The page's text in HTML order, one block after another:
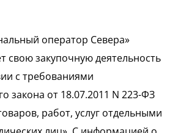
оператор Севера»
свою закупочную деятельность
с требованиями
закона от 18.07.2011 N 223-ФЗ
работ, услуг отдельными